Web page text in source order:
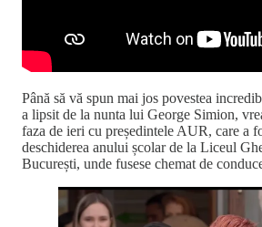
Până să vă spun mai jos povestea
a lipsit de la nunta lui George Simion,
faza de ieri cu președintele AUR, care a
deschiderea anului școlar de la Liceul
București, unde fusese chemat de